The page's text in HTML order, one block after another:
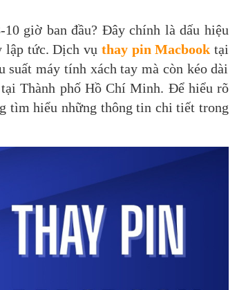
giờ ban đầu? Đây chính là dấu hiệu
lập tức. Dịch vụ thay pin Macbook tại
suất máy tính xách tay mà còn kéo dài
Thành phố Hồ Chí Minh. Để hiểu rõ
tìm hiểu những thông tin chi tiết trong